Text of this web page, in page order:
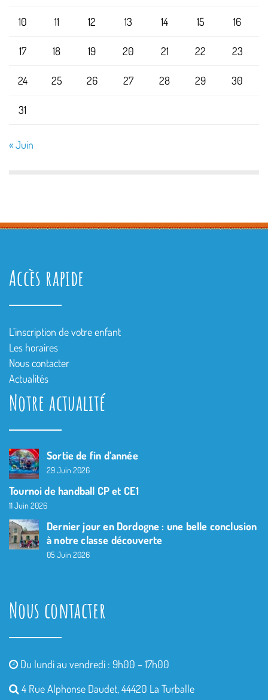
10 11 12 13 14 15 16
17 18 19 20 21 22 23
24 25 26 27 28 29 30
31
« Juin
Accès rapide
L’inscription de votre enfant
Les horaires
Nous contacter
Actualités
Notre actualité
Sortie de fin d’année
29 Juin 2026
Tournoi de handball CP et CE1
11 Juin 2026
Dernier jour en Dordogne : une belle conclusion
à notre classe découverte
05 Juin 2026
Nous contacter
Du lundi au vendredi : 9h00 – 17h00
4 Rue Alphonse Daudet, 44420 La Turballe